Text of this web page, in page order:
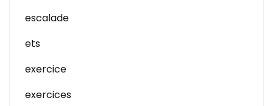
escalade
ets
exercice
exercices